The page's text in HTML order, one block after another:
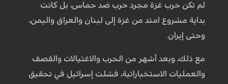
لم تكن حرب غزة مجرد حرب ضد حماس، بل كانت
بداية مشروع امتد من غزة إلى لبنان والعراق واليمن،
وحتى إيران.
مع ذلك، وبعد أشهر من الحرب والاغتيالات والقصف
والعمليات الاستخباراتية، فشلت إسرائيل في تحقيق